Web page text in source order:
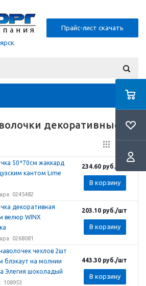
Прайс-лист скачать
декоративные
50*70см жаккард
кантом Lime
0245482
234.60руб./шт
В корзину
декоративная
велюр WINX
0268081
203.10руб./шт
В корзину
чехлов 2шт
блэкаут на молнии
Элегия шоколадый
108953
443.30руб./шт
В корзину